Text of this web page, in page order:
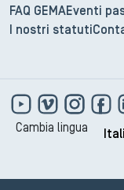
FAQ GEMAEventi
I nostri statuti
Cambia lingua